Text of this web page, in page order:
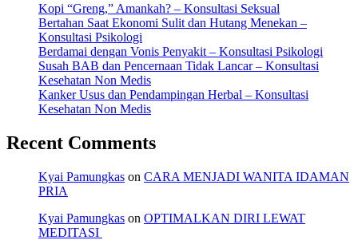
Kopi “Greng,” Amankah? – Konsultasi Seksual
Bertahan Saat Ekonomi Sulit dan Hutang Menekan –
Konsultasi Psikologi
Berdamai dengan Vonis Penyakit – Konsultasi Psikologi
Susah BAB dan Pencernaan Tidak Lancar – Konsultasi
Kesehatan Non Medis
Kanker Usus dan Pendampingan Herbal – Konsultasi
Kesehatan Non Medis
Recent Comments
Kyai Pamungkas on CARA MENJADI WANITA IDAMAN
PRIA
Kyai Pamungkas on OPTIMALKAN DIRI LEWAT
MEDITASI